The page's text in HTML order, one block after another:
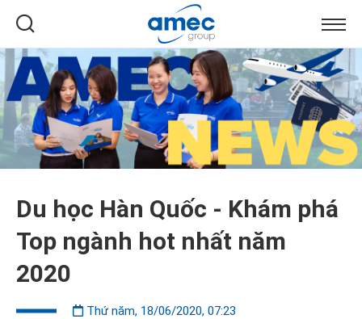
Du học Hàn Quốc - Khám phá
Top ngành hot nhất năm
2020
Thứ năm, 18/06/2020, 07:23